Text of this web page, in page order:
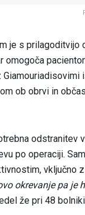
je s prilagoditvijo
ob obrvi in
odstranitev
po operaciji.
vključno
okrevanje pa je
že pri 48